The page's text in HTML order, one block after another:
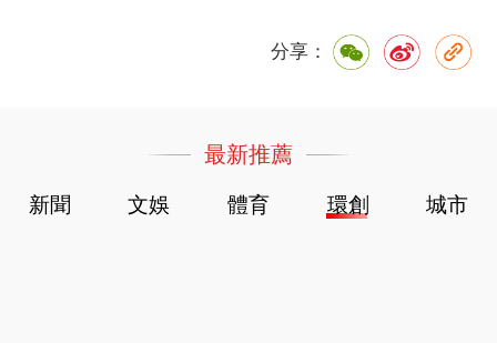
分享：
最新推薦
新聞 文娛 體育 環創 城市